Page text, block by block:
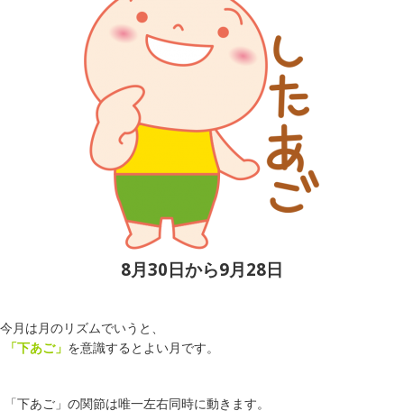
8月30日から9月28日
今月は月のリズムでいうと、
「下あご」 を意識するとよい月です。
「下あご」の関節は唯一左右同時に動きます。